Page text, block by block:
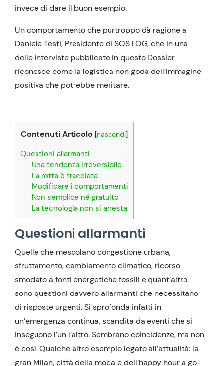
invece di dare il buon esempio.
Un comportamento che purtroppo dà ragione a
Daniele Testi, Presidente di SOS LOG, che in una
delle interviste pubblicate in questo Dossier
riconosce come la logistica non goda dell’immagine
positiva che potrebbe meritare.
Contenuti Articolo [nascondi]
Questioni allarmanti
Una tendenza irreversibile
La rotta è tracciata
Modificare i comportamenti
Non semplice né gratuito
La tecnologia non si arresta
Questioni allarmanti
Quelle che mescolano congestione urbana,
sfruttamento, cambiamento climatico, ricorso
smodato a fonti energetiche fossili e quant’altro
sono questioni davvero allarmanti che necessitano
di risposte urgenti. Si sprofonda infatti in
un’emergenza continua, scandita da eventi che si
inseguono l’un l’altro. Sembrano coincidenze, ma non
è così. Qualche altro esempio legato all’attualità: la
gran Milan, città della moda e dell’happy hour a go-